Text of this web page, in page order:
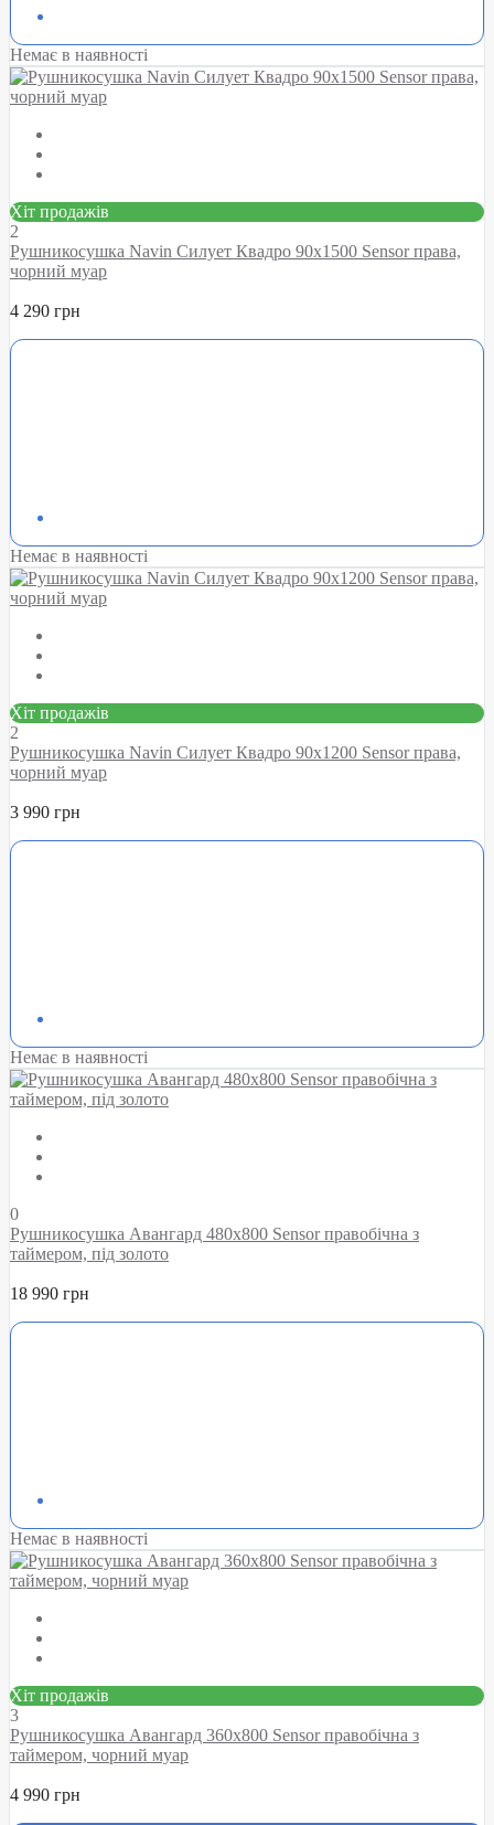
Немає в наявності
Хіт продажів
2
Рушникосушка Navin Силует Квадро 90х1500 Sensor права,
чорний муар
4 290 грн
Немає в наявності
Хіт продажів
2
Рушникосушка Navin Силует Квадро 90х1200 Sensor права,
чорний муар
3 990 грн
Немає в наявності
0
Рушникосушка Авангард 480х800 Sensor правобічна з
таймером, під золото
18 990 грн
Немає в наявності
Хіт продажів
3
Рушникосушка Авангард 360х800 Sensor правобічна з
таймером, чорний муар
4 990 грн